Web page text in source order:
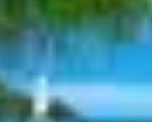
Culture et Tradition Tendances